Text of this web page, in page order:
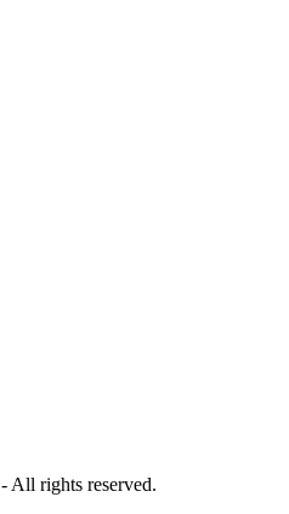
- All rights reserved.